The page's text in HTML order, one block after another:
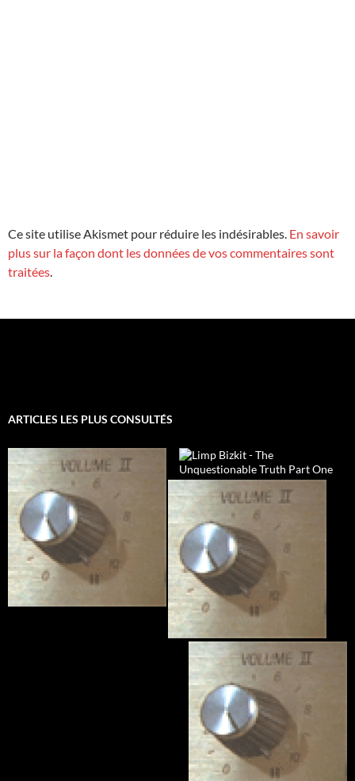
Ce site utilise Akismet pour réduire les indésirables. En savoir
plus sur la façon dont les données de vos commentaires sont
traitées.
ARTICLES LES PLUS CONSULTÉS